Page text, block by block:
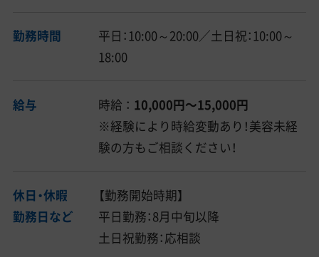
勤務時間
平日：10:00～20:00／土日祝：10:00～
18:00
給与 時給 ： 10,000円〜15,000円
※経験により時給変動あり！美容未経
験の方もご相談ください！
休日・休暇
勤務日など
【勤務開始時期】
平日勤務：8月中旬以降
土日祝勤務：応相談